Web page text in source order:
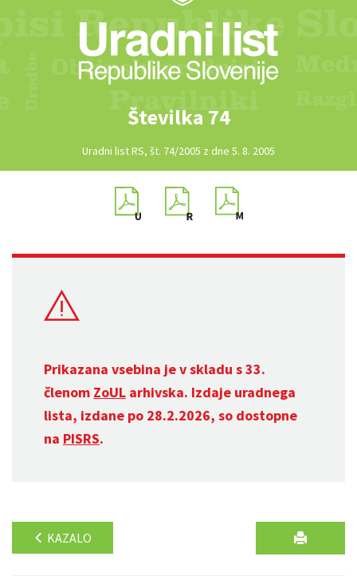
Številka 74
Uradni list RS, št. 74/2005 z dne 5. 8. 2005
Prikazana vsebina je v skladu s 33.
členom ZoUL arhivska. Izdaje uradnega
lista, izdane po 28.2.2026, so dostopne
na PISRS.
KAZALO